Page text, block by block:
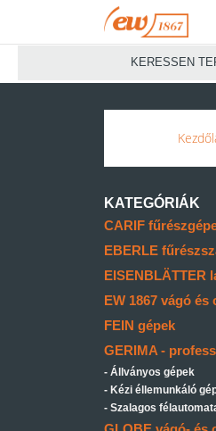
KERESSEN
KATEGÓRIÁK
CARIF
EBERLE
EISENBLÄTTER
EW 1867 vágó
FEIN gépek
GERIMA -
Állványos gépek
Kézi éllemunkáló
Szalagos